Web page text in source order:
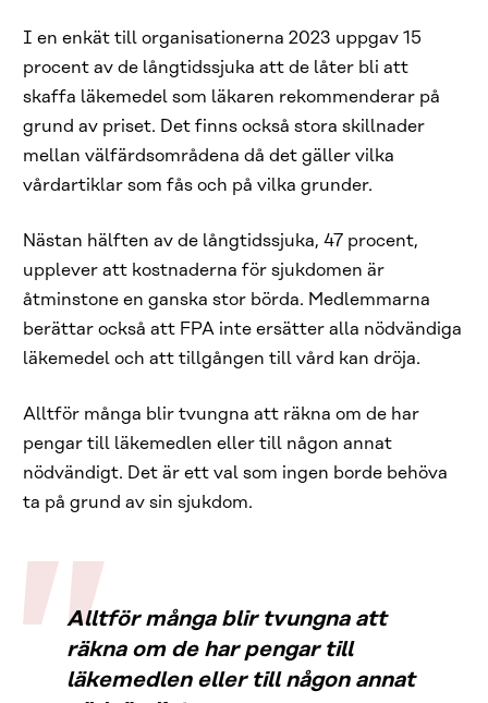
I en enkät till organisationerna 2023 uppgav 15
procent av de långtidssjuka att de låter bli att
skaffa läkemedel som läkaren rekommenderar på
grund av priset. Det finns också stora skillnader
mellan välfärdsområdena då det gäller vilka
vårdartiklar som fås och på vilka grunder.
Nästan hälften av de långtidssjuka, 47 procent,
upplever att kostnaderna för sjukdomen är
åtminstone en ganska stor börda. Medlemmarna
berättar också att FPA inte ersätter alla nödvändiga
läkemedel och att tillgången till vård kan dröja.
Alltför många blir tvungna att räkna om de har
pengar till läkemedlen eller till någon annat
nödvändigt. Det är ett val som ingen borde behöva
ta på grund av sin sjukdom.
Alltför många blir tvungna att
räkna om de har pengar till
läkemedlen eller till någon annat